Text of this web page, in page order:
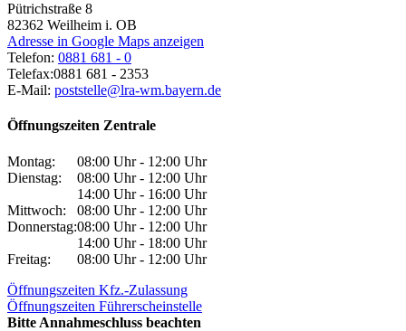
Pütrichstraße 8
82362 Weilheim i. OB
Adresse in Google Maps anzeigen
Telefon: 0881 681 - 0
Telefax:0881 681 - 2353
E-Mail: poststelle@lra-wm.bayern.de
Öffnungszeiten Zentrale
Montag:
08:00 Uhr - 12:00 Uhr
Dienstag:
08:00 Uhr - 12:00 Uhr
14:00 Uhr - 16:00 Uhr
Mittwoch:
08:00 Uhr - 12:00 Uhr
Donnerstag:08:00 Uhr - 12:00 Uhr
14:00 Uhr - 18:00 Uhr
Freitag:
08:00 Uhr - 12:00 Uhr
Öffnungszeiten Kfz.-Zulassung
Öffnungszeiten Führerscheinstelle
Bitte Annahmeschluss beachten